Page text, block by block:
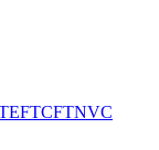
EFTCFTNVC